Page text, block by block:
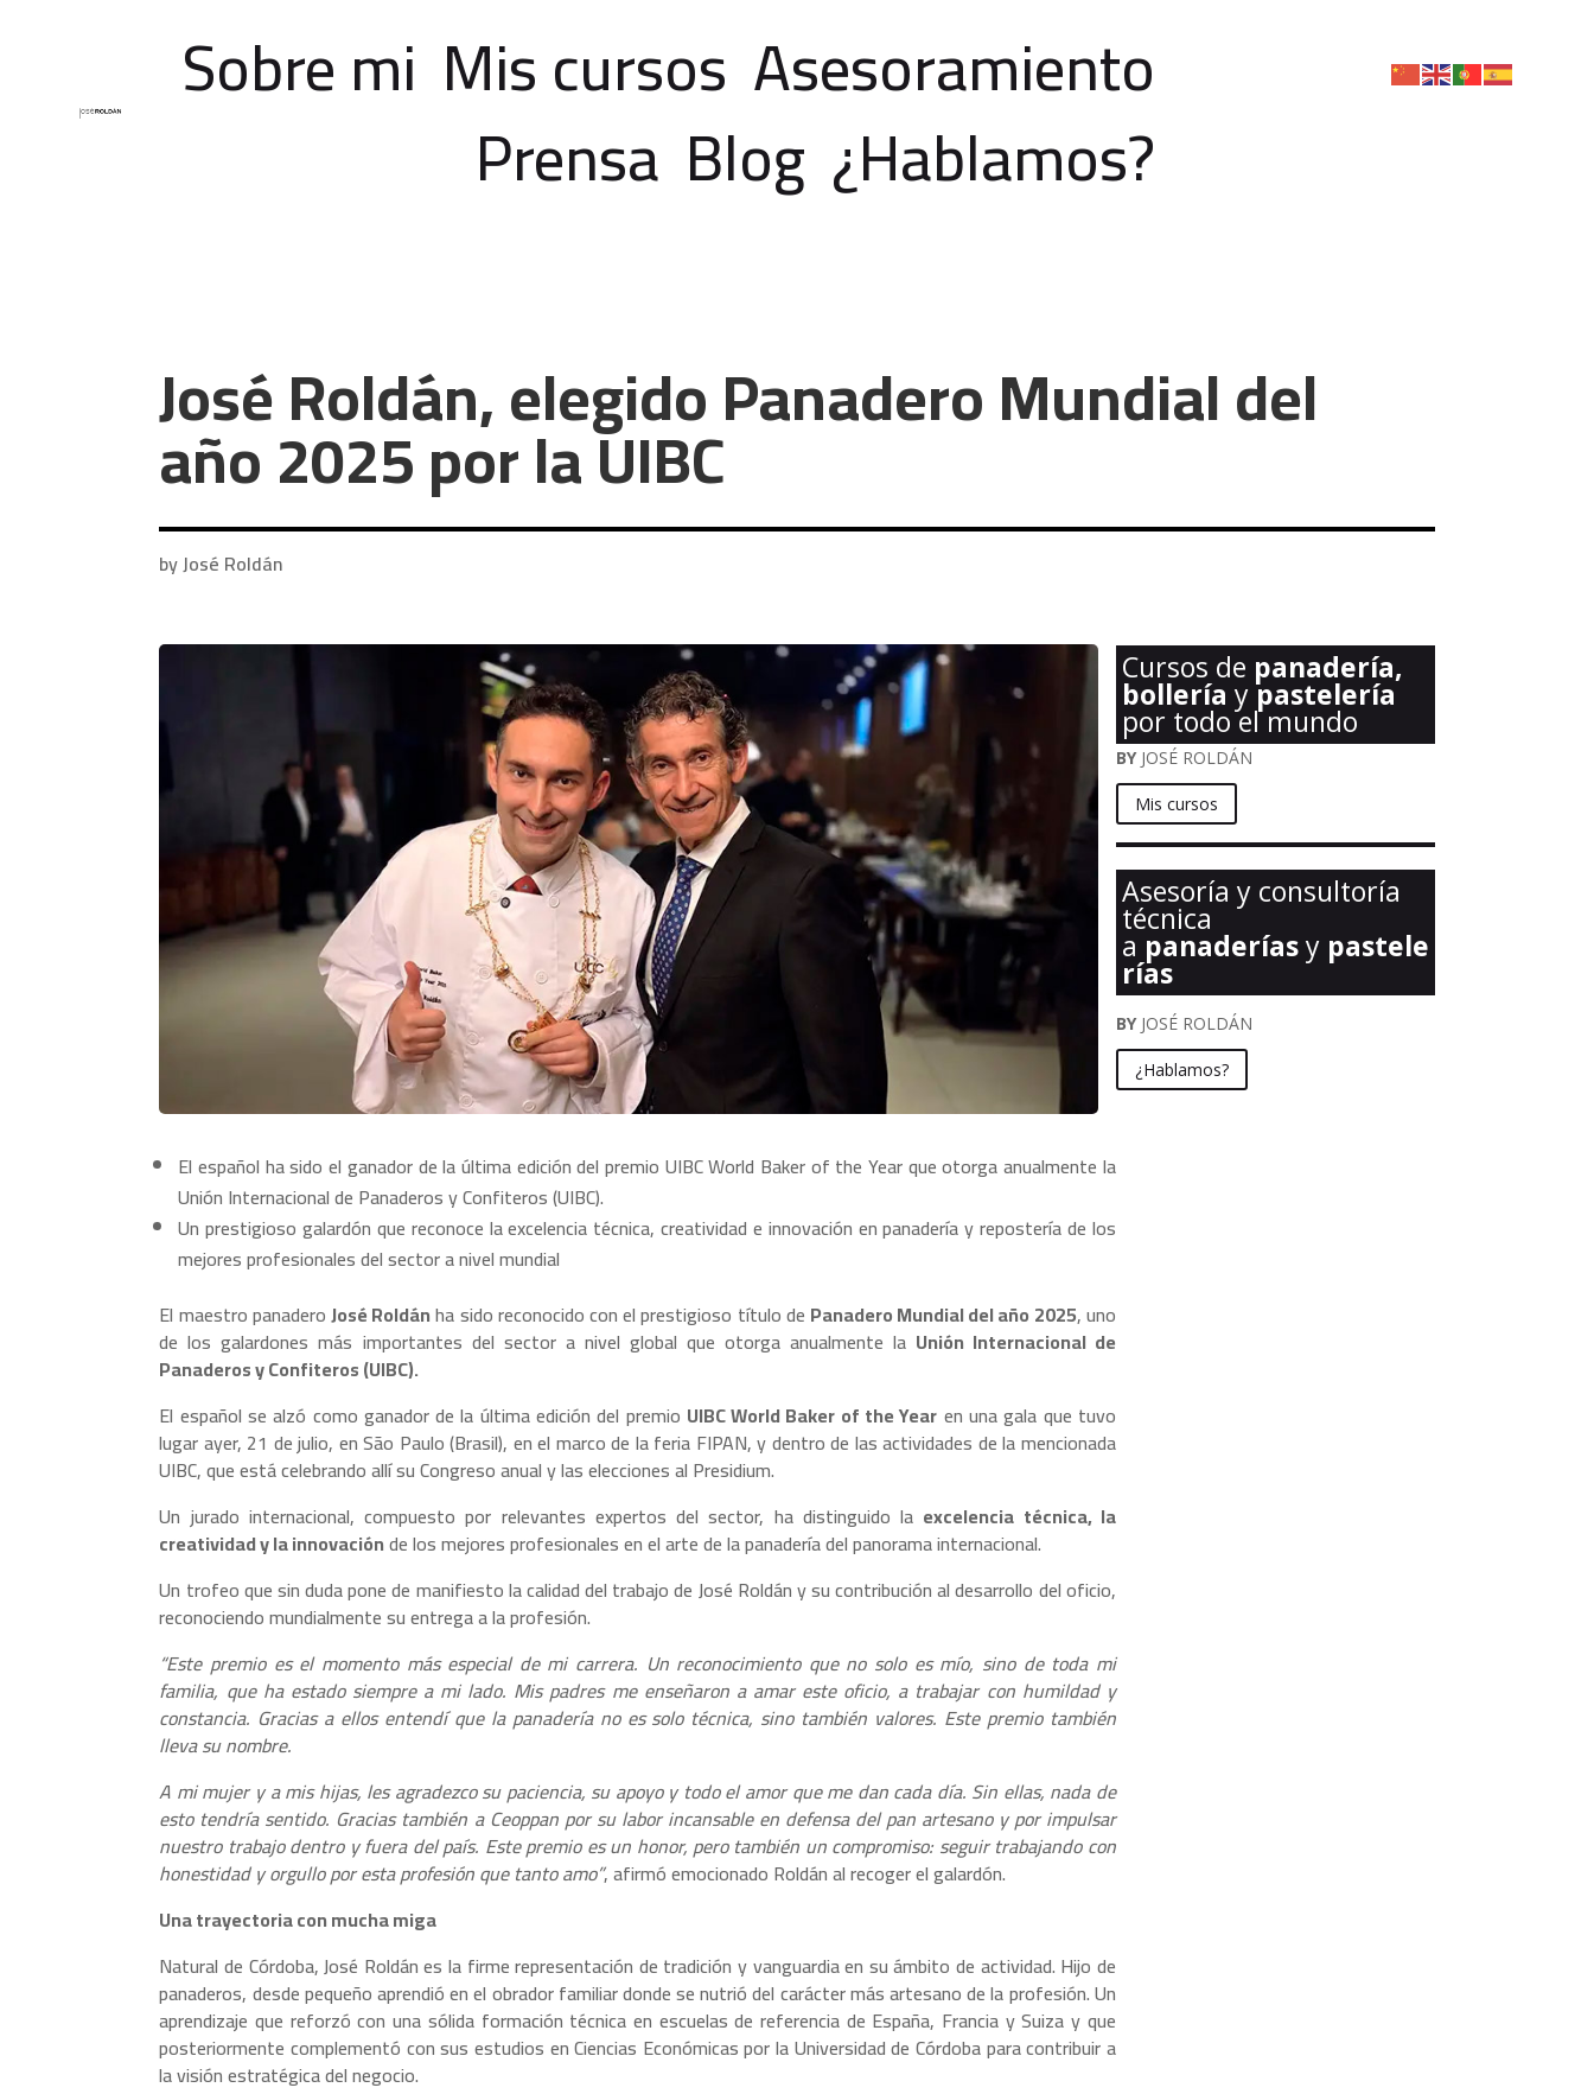
Sobre mi Mis cursos Asesoramiento
Prensa Blog ¿Hablamos?
José Roldán, elegido Panadero Mundial del
año 2025 por la UIBC
by José Roldán
El español ha sido el ganador de la última edición del premio UIBC World Baker of the Year que otorga anualmente la
Unión Internacional de Panaderos y Confiteros (UIBC).
Un prestigioso galardón que reconoce la excelencia técnica, creatividad e innovación en panadería y repostería de los
mejores profesionales del sector a nivel mundial
El maestro panaderoJosé Roldánha sido reconocido con el prestigioso título de Panadero Mundial del año 2025, uno
de los galardones más importantes del sector a nivel global que otorga anualmente la Unión Internacional de
Panaderos y Confiteros (UIBC).
El español se alzó como ganador de la última edición del premio UIBC World Baker of the Year en una gala que tuvo
lugar ayer, 21 de julio, en São Paulo (Brasil), en el marco de la feria FIPAN, y dentro de las actividades de la mencionada
UIBC, que está celebrando allí su Congreso anual y las elecciones al Presidium.
Un jurado internacional, compuesto por relevantes expertos del sector, ha distinguido la excelencia técnica, la
creatividad y la innovaciónde los mejores profesionales en el arte de la panadería del panorama internacional.
Un trofeo que sin duda pone de manifiesto la calidad del trabajo de José Roldán y su contribución al desarrollo del oficio,
reconociendo mundialmente su entrega a la profesión.
“Este premio es el momento más especial de mi carrera. Un reconocimiento que no solo es mío, sino de toda mi
familia, que ha estado siempre a mi lado. Mis padres me enseñaron a amar este oficio, a trabajar con humildad y
constancia. Gracias a ellos entendí que la panadería no es solo técnica, sino también valores. Este premio también
lleva su nombre.
A mi mujer y a mis hijas, les agradezco su paciencia, su apoyo y todo el amor que me dan cada día. Sin ellas, nada de
esto tendría sentido. Gracias también a Ceoppan por su labor incansable en defensa del pan artesano y por impulsar
nuestro trabajo dentro y fuera del país. Este premio es un honor, pero también un compromiso: seguir trabajando con
honestidad y orgullo por esta profesión que tanto amo”, afirmó emocionado Roldán al recoger el galardón.
Una trayectoria con mucha miga
Natural de Córdoba, José Roldán es la firme representación de tradición y vanguardia en su ámbito de actividad. Hijo de
panaderos, desde pequeño aprendió en el obrador familiar donde se nutrió del carácter más artesano de la profesión. Un
aprendizaje que reforzó con una sólida formación técnica en escuelas de referencia de España, Francia y Suiza y que
posteriormente complementó con sus estudios en Ciencias Económicas por la Universidad de Córdoba para contribuir a
la visión estratégica del negocio.
Cursos de panadería,
bollería ypastelería
por todo el mundo
BYJOSÉ ROLDÁN
Mis cursos
Asesoría y consultoría
técnica
a panaderíasy pastele
rías
BYJOSÉ ROLDÁN
¿Hablamos?